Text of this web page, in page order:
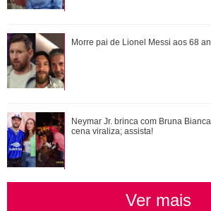
Neymar Jr. brinca com Bruna
Bruna Marquezine, Camila
Relembre os amores - e affairs - de
Morre pai de Lionel Messi aos 68
Neymar Jr. brinca com Bruna
cena viraliza; assista!
Ver mais